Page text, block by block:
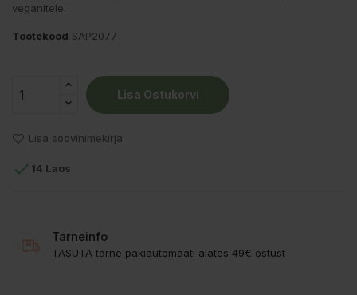
veganitele.
Tootekood SAP2077
Lisa Ostukorvi
Lisa soovinimekirja
 14 Laos
Tarneinfo
TASUTA tarne pakiautomaati alates 49€ ostust